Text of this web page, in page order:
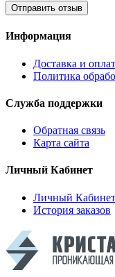
Отправить отзыв
Информация
Доставка и
Политика
Служба поддержки
Обратная связь
Карта сайта
Личный Кабинет
Личный Кабинет
История заказов